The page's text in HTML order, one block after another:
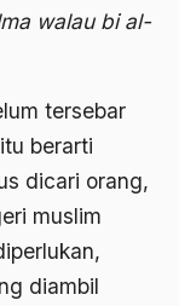
walau bi al-
tersebar
berarti
dicari orang,
muslim
diambil